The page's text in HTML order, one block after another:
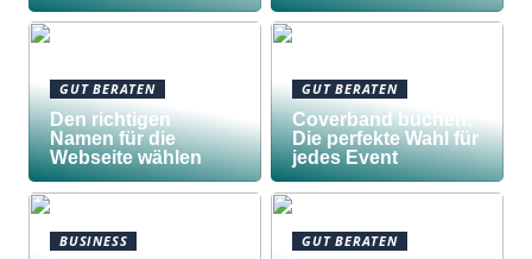
GUT BERATEN
Den richtigen
Namen für die
Webseite wählen
GUT BERATEN
Coverband buchen:
Die perfekte Wahl für
jedes Event
BUSINESS GUT BERATEN